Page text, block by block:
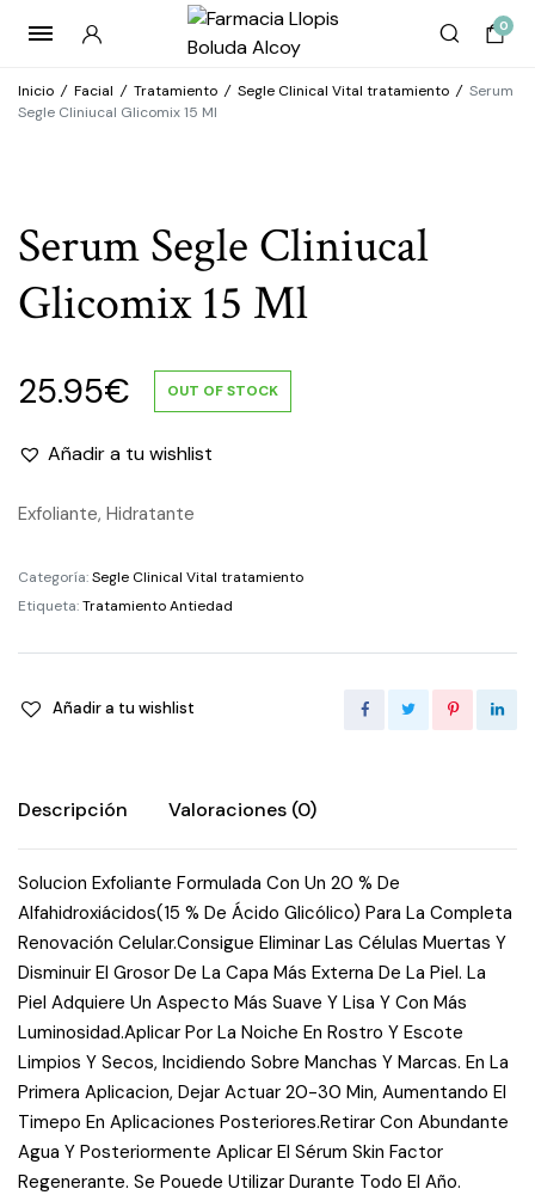
0
Inicio / Facial / Tratamiento / Segle Clinical Vital tratamiento / Serum
Segle Cliniucal Glicomix 15 Ml
Serum Segle Cliniucal
Glicomix 15 Ml
25.95€ OUT OF STOCK
Añadir a tu wishlist
Exfoliante, Hidratante
Categoría:Segle Clinical Vital tratamiento
Etiqueta:Tratamiento Antiedad
Añadir a tu wishlist
Descripción Valoraciones (0)
Solucion Exfoliante Formulada Con Un 20 % De
Alfahidroxiácidos(15 % De Ácido Glicólico) Para La Completa
Renovación Celular.Consigue Eliminar Las Células Muertas Y
Disminuir El Grosor De La Capa Más Externa De La Piel. La
Piel Adquiere Un Aspecto Más Suave Y Lisa Y Con Más
Luminosidad.Aplicar Por La Noiche En Rostro Y Escote
Limpios Y Secos, Incidiendo Sobre Manchas Y Marcas. En La
Primera Aplicacion, Dejar Actuar 20-30 Min, Aumentando El
Timepo En Aplicaciones Posteriores.Retirar Con Abundante
Agua Y Posteriormente Aplicar El Sérum Skin Factor
Regenerante. Se Pouede Utilizar Durante Todo El Año.